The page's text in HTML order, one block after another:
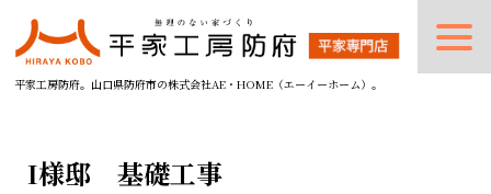
平家工房防府。山口県防府市の株式会社AE・HOME（エーイーホーム）。
I様邸 基礎工事